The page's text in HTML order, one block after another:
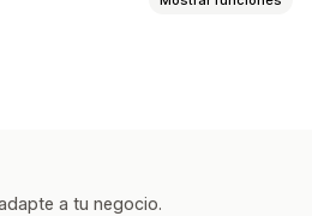
a tu negocio.